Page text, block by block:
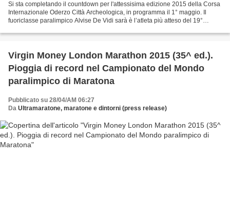
Si sta completando il countdown per l'attessisima edizione 2015 della Corsa
Internazionale Oderzo Città Archeologica, in programma il 1° maggio. Il
fuoriclasse paralimpico Alvise De Vidi sarà è l’atleta più atteso del 19°
Virgin Money London Marathon 2015 (35^ ed.).
Pioggia di record nel Campionato del Mondo
paralimpico di Maratona
Pubblicato su 28/04/AM 06:27
Da Ultramaratone, maratone e dintorni (press release)